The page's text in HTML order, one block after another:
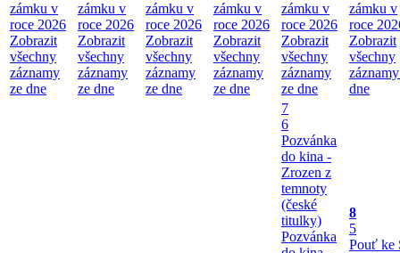
zámku v
roce 2026
Zobrazit
všechny
záznamy
ze dne
zámku v
roce 2026
Zobrazit
všechny
záznamy
ze dne
zámku v
roce 2026
Zobrazit
všechny
záznamy
ze dne
zámku v
roce 2026
Zobrazit
všechny
záznamy
ze dne
zámku v
roce 2026
Zobrazit
všechny
záznamy
ze dne
zámku v
roce
Zobrazit
všechny
dne
7
6
Pozvánka
do kina -
Zrozen z
temnoty
(české
titulky)
Pozvánka
8
5
Pouť ke